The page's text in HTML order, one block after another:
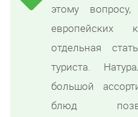
этому
европейских
отдельная
туриста.
большой
блюд